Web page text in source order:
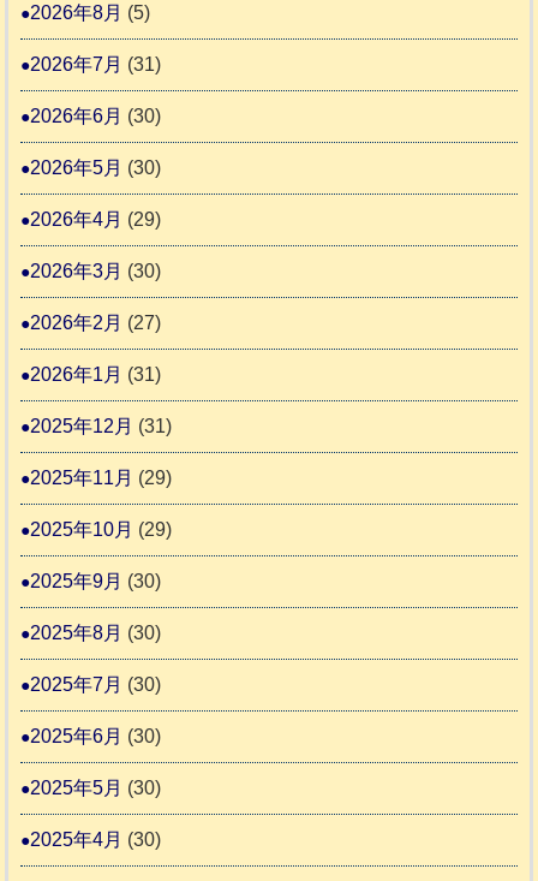
進
会
2
わ
ゃ
っ
間
2026年8月 (5)
2026年7月 (31)
2026年6月 (30)
2026年5月 (30)
2026年4月 (29)
2026年3月 (30)
2026年2月 (27)
2026年1月 (31)
2025年12月 (31)
2025年11月 (29)
2025年10月 (29)
2025年9月 (30)
2025年8月 (30)
2025年7月 (30)
2025年6月 (30)
2025年5月 (30)
2025年4月 (30)